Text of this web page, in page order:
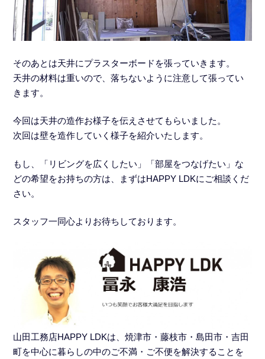
そのあとは天井にプラスターボードを張っていきます。
天井の材料は重いので、落ちないように注意して張ってい
きます。
今回は天井の造作お様子を伝えさせてもらいました。
次回は壁を造作していく様子を紹介いたします。
もし、「リビングを広くしたい」「部屋をつなげたい」な
どの希望をお持ちの方は、まずはHAPPY LDKにご相談くだ
さい。
スタッフ一同心よりお待ちしております。
山田工務店HAPPY LDKは、焼津市・藤枝市・島田市・吉田
町を中心に暮らしの中のご不満・ご不便を解決することを